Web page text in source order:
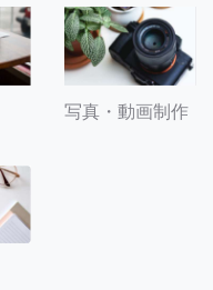
写真・動画制作